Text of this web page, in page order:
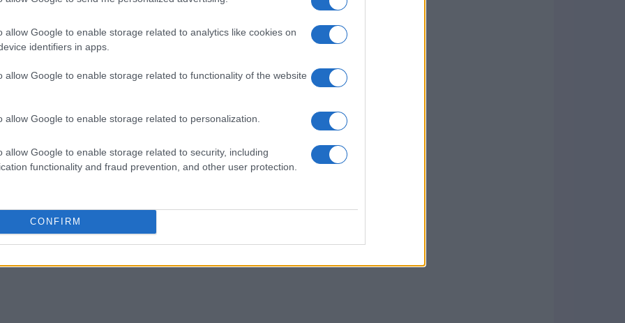
allow Google to enable storage related to analytics like cookies on
identifiers in apps.
allow Google to enable storage related to functionality of the website
allow Google to enable storage related to personalization.
allow Google to enable storage related to security, including
functionality and fraud prevention, and other user protection.
CONFIRM
scelta del tavolo non dipende solo dal tipo di
I Schemers si concentrano su temi di
tavola esplorerà dinamiche di potere e conflitti
carica di tensione e colpi di scena.